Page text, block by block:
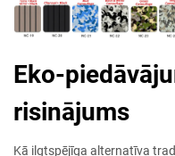
Eko-
risinājums
Kā ilgtspējīga alternatīva